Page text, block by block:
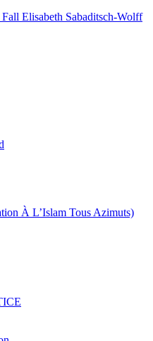
Elisabeth Sabaditsch-Wolff
À L’Islam Tous Azimuts)